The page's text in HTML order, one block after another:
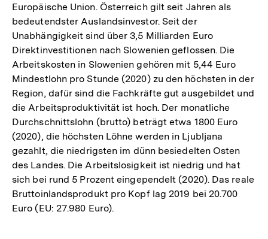
Europäische Union. Österreich gilt seit Jahren als
bedeutendster Auslandsinvestor. Seit der
Unabhängigkeit sind über 3,5 Milliarden Euro
Direktinvestitionen nach Slowenien geflossen. Die
Arbeitskosten in Slowenien gehören mit 5,44 Euro
Mindestlohn pro Stunde (2020) zu den höchsten in der
Region, dafür sind die Fachkräfte gut ausgebildet und
die Arbeitsproduktivität ist hoch. Der monatliche
Durchschnittslohn (brutto) beträgt etwa 1800 Euro
(2020), die höchsten Löhne werden in Ljubljana
gezahlt, die niedrigsten im dünn besiedelten Osten
des Landes. Die Arbeitslosigkeit ist niedrig und hat
sich bei rund 5 Prozent eingependelt (2020). Das reale
Bruttoinlandsprodukt pro Kopf lag 2019 bei 20.700
Euro (EU: 27.980 Euro).